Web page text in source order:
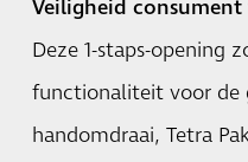
Veiligheid consument
Deze 1-staps-opening
functionaliteit voor de
handomdraai, Tetra